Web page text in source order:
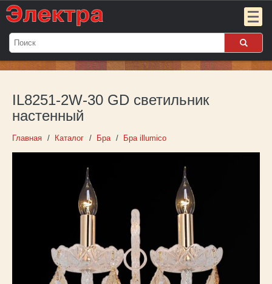
Мой
пуст
Войти
IL8251-2W-30 GD светильник
настенный
Главная Каталог Бра Бра illumico